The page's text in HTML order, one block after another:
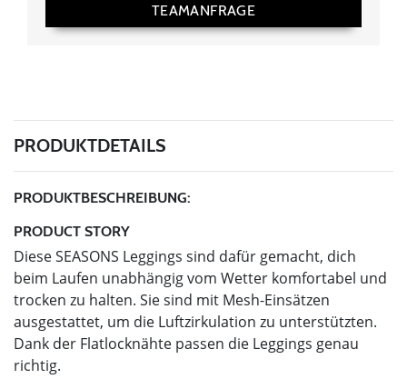
TEAMANFRAGE
PRODUKTDETAILS
PRODUKTBESCHREIBUNG:
PRODUCT STORY
Diese SEASONS Leggings sind dafür gemacht, dich
beim Laufen unabhängig vom Wetter komfortabel und
trocken zu halten. Sie sind mit Mesh-Einsätzen
ausgestattet, um die Luftzirkulation zu unterstützten.
Dank der Flatlocknähte passen die Leggings genau
richtig.